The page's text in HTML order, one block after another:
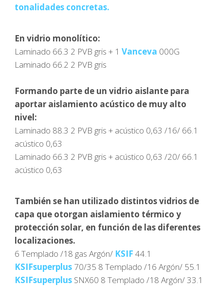
tonalidades concretas.
En vidrio monolítico:
Laminado 66.3 2 PVB gris + 1 Vanceva 000G
Laminado 66.2 2 PVB gris
Formando parte de un vidrio aislante para
aportar aislamiento acústico de muy alto
nivel:
Laminado 88.3 2 PVB gris + acústico 0,63 /16/ 66.1
acústico 0,63
Laminado 66.3 2 PVB gris + acústico 0,63 /20/ 66.1
acústico 0,63
También se han utilizado distintos vidrios de
capa que otorgan aislamiento térmico y
protección solar, en función de las diferentes
localizaciones.
6 Templado /18 gas Argón/ KSIF 44.1
KSIFsuperplus 70/35 8 Templado /16 Argón/ 55.1
KSIFsuperplus SNX60 8 Templado /18 Argón/ 33.1